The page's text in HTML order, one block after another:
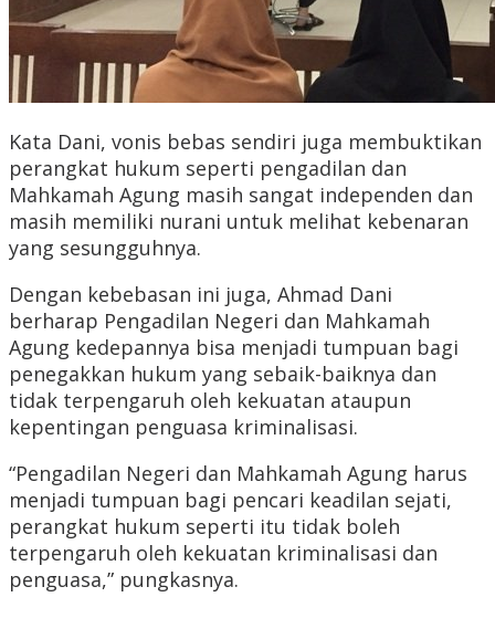
Kata Dani, vonis bebas sendiri juga membuktikan
perangkat hukum seperti pengadilan dan
Mahkamah Agung masih sangat independen dan
masih memiliki nurani untuk melihat kebenaran
yang sesungguhnya.
Dengan kebebasan ini juga, Ahmad Dani
berharap Pengadilan Negeri dan Mahkamah
Agung kedepannya bisa menjadi tumpuan bagi
penegakkan hukum yang sebaik-baiknya dan
tidak terpengaruh oleh kekuatan ataupun
kepentingan penguasa kriminalisasi.
“Pengadilan Negeri dan Mahkamah Agung harus
menjadi tumpuan bagi pencari keadilan sejati,
perangkat hukum seperti itu tidak boleh
terpengaruh oleh kekuatan kriminalisasi dan
penguasa,” pungkasnya.